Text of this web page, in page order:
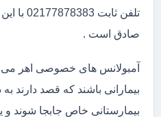
تلفن
صادق است .
آمبولانس های خصوصی اهر می
بیمارانی باشند که قصد دارند
بیمارستانی خاص جابجا شوند و